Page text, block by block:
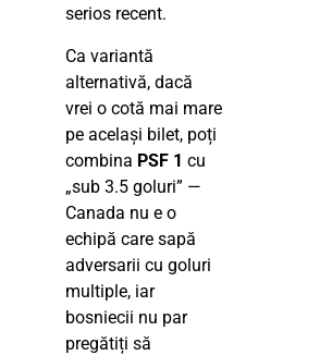
serios recent.
Ca variantă
alternativă, dacă
vrei o cotă mai mare
pe același bilet, poți
combina PSF 1 cu
„sub 3.5 goluri” —
Canada nu e o
echipă care sapă
adversarii cu goluri
multiple, iar
bosniecii nu par
pregătiți să